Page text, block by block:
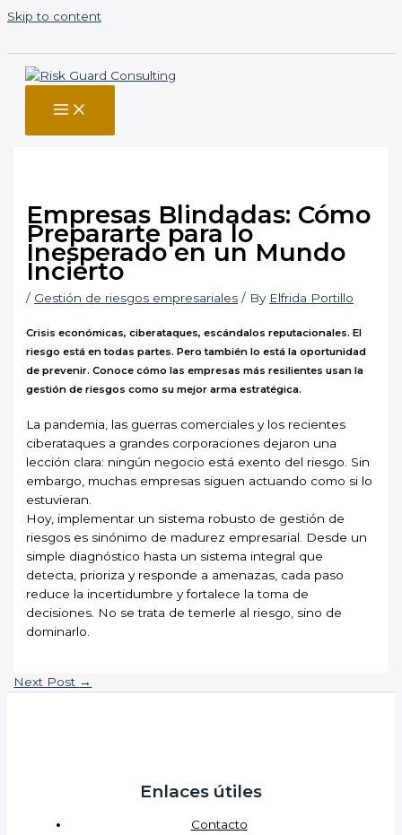
Skip to content
Empresas Blindadas: Cómo
Prepararte para lo
Inesperado en un Mundo
Incierto
/ Gestión de riesgos empresariales / By Elfrida Portillo
Crisis económicas, ciberataques, escándalos reputacionales. El
riesgo está en todas partes. Pero también lo está la oportunidad
de prevenir. Conoce cómo las empresas más resilientes usan la
gestión de riesgos como su mejor arma estratégica.
La pandemia, las guerras comerciales y los recientes
ciberataques a grandes corporaciones dejaron una
lección clara: ningún negocio está exento del riesgo. Sin
embargo, muchas empresas siguen actuando como si lo
estuvieran.
Hoy, implementar un sistema robusto de gestión de
riesgos es sinónimo de madurez empresarial. Desde un
simple diagnóstico hasta un sistema integral que
detecta, prioriza y responde a amenazas, cada paso
reduce la incertidumbre y fortalece la toma de
decisiones. No se trata de temerle al riesgo, sino de
dominarlo.
Next Post →
Enlaces útiles
Contacto